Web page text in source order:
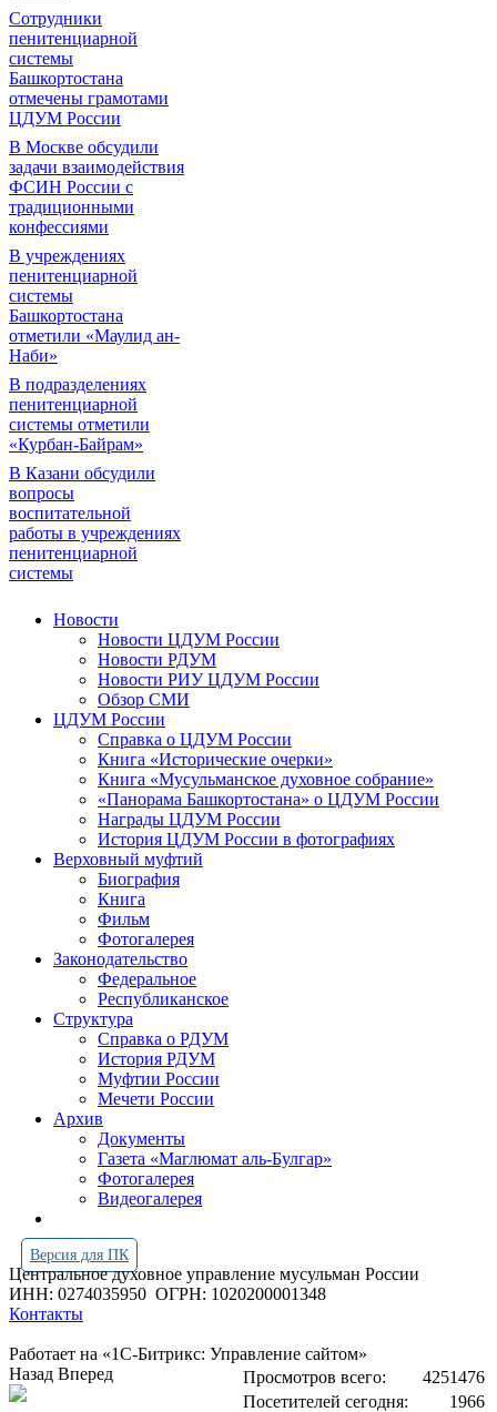
Сотрудники
пенитенциарной
системы
Башкортостана
отмечены грамотами
ЦДУМ России
В Москве обсудили
задачи взаимодействия
ФСИН России с
традиционными
конфессиями
В учреждениях
пенитенциарной
системы
Башкортостана
отметили «Маулид ан-
Наби»
В подразделениях
пенитенциарной
системы отметили
«Курбан-Байрам»
В Казани обсудили
вопросы
воспитательной
работы в учреждениях
пенитенциарной
системы
Новости
Новости ЦДУМ России
Новости РДУМ
Новости РИУ ЦДУМ России
Обзор СМИ
ЦДУМ России
Справка о ЦДУМ России
Книга «Исторические очерки»
Книга «Мусульманское духовное собрание»
«Панорама Башкортостана» о ЦДУМ России
Награды ЦДУМ России
История ЦДУМ России в фотографиях
Верховный муфтий
Биография
Книга
Фильм
Фотогалерея
Законодательство
Федеральное
Республиканское
Структура
Справка о РДУМ
История РДУМ
Муфтии России
Мечети России
Архив
Документы
Газета «Маглюмат аль-Булгар»
Фотогалерея
Видеогалерея
Версия для ПК
Центральное духовное управление мусульман России
ИНН: 0274035950 ОГРН: 1020200001348
Контакты
Работает на «1С-Битрикс: Управление сайтом»
Просмотров всего:
4251476
Посетителей сегодня:
1966
Назад Вперед